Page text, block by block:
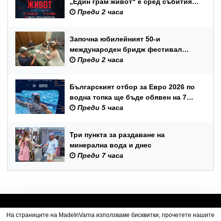
за Международния ден на младежта
Преди 2 часа
Започна юбилейният 50-и
международен бридж фестивал
„Варна“
Преди 2 часа
Българският отбор за Евро 2026 по
водна топка ще бъде обявен на 7
август
Преди 5 часа
Три пункта за раздаване на
минерална вода и днес
Преди 7 часа
На страниците на MadeInVarna използваме бисквитки, прочетете нашите